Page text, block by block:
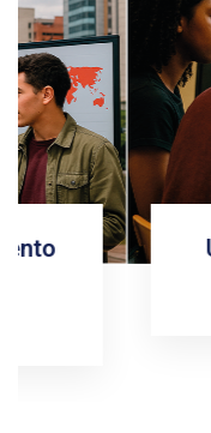
Un perfil